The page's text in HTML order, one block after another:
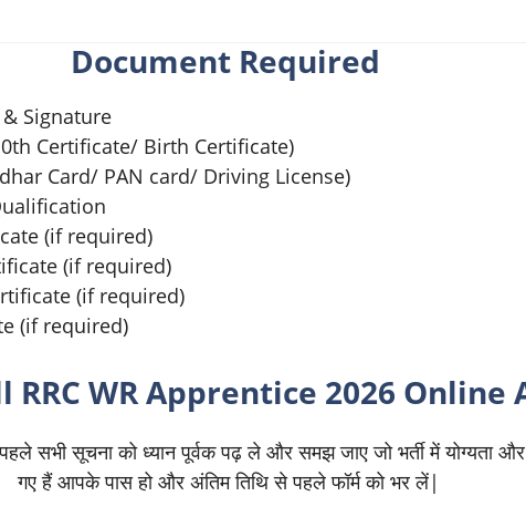
Document Required
Signature
Certificate/ Birth Certificate)
Card/ PAN card/ Driving License)
(if required)
(if required)
(if required)
(if required)
RRC WR Apprentice 2026 Online
सभी सूचना को ध्यान पूर्वक पढ़ ले और समझ जाए जो भर्ती में योग्यता
गए हैं आपके पास हो और अंतिम तिथि से पहले फॉर्म को भर लें|